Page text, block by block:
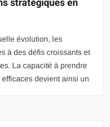
évolution, les
à des défis croissants et
La capacité à prendre
devient ainsi un